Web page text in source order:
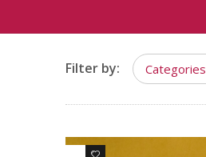
Filter by: Categories